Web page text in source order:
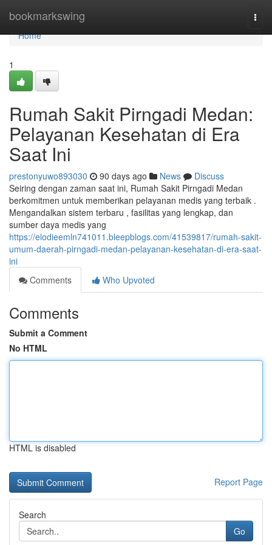
bookmarkswing
Home
Home
1
Rumah Sakit Pirngadi Medan:
Pelayanan Kesehatan di Era
Saat Ini
prestonyuwo893030 90 days ago News
Discuss
Seiring dengan zaman saat ini, Rumah Sakit Pirngadi Medan
berkomitmen untuk memberikan pelayanan medis yang terbaik .
Mengandalkan sistem terbaru , fasilitas yang lengkap, dan
sumber daya medis yang
https://elodieemln741011.bleepblogs.com/41539817/rumah-sakit-
umum-daerah-pirngadi-medan-pelayanan-kesehatan-di-era-saat-
ini
Comments
Who Upvoted
Comments
Submit a Comment
No HTML
HTML is disabled
Report Page
Search
Go